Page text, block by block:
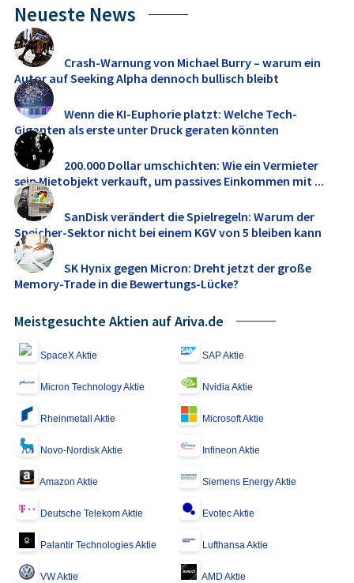
Neueste News
Crash-Warnung von Michael Burry – warum ein
Autor auf Seeking Alpha dennoch bullisch bleibt
Wenn die KI-Euphorie platzt: Welche Tech-
Giganten als erste unter Druck geraten könnten
200.000 Dollar umschichten: Wie ein Vermieter
sein Mietobjekt verkauft, um passives Einkommen mit ...
SanDisk verändert die Spielregeln: Warum der
Speicher-Sektor nicht bei einem KGV von 5 bleiben kann
SK Hynix gegen Micron: Dreht jetzt der große
Memory‑Trade in die Bewertungs-Lücke?
Meistgesuchte Aktien auf Ariva.de
SpaceX Aktie SAP Aktie
Micron Technology Aktie Nvidia Aktie
Rheinmetall Aktie Microsoft Aktie
Novo-Nordisk Aktie Infineon Aktie
Amazon Aktie Siemens Energy Aktie
Deutsche Telekom Aktie Evotec Aktie
Palantir Technologies Aktie Lufthansa Aktie
VW Aktie AMD Aktie